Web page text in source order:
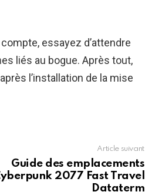
essayez d’attendre
liés au bogue. Après tout,
l’installation de la mise
Article suivant
Guide des emplacements
2077 Fast Travel
Dataterm